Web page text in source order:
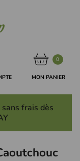
0
MON PANIER
sans frais dès